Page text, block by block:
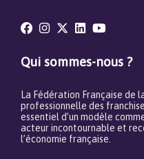
Qui sommes-nous ?
La Fédération Française de
professionnelle des
essentiel d’un modèle
acteur incontournable et
l’économie française.